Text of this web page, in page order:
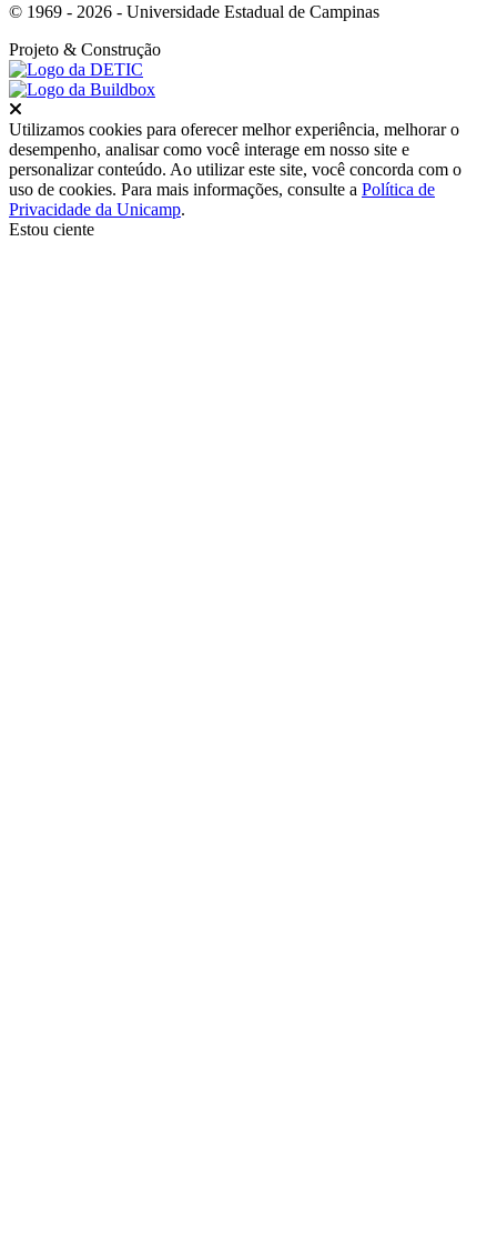
© 1969 - 2026 - Universidade Estadual de Campinas
Projeto & Construção
Utilizamos cookies para oferecer melhor experiência, melhorar o
desempenho, analisar como você interage em nosso site e
personalizar conteúdo. Ao utilizar este site, você concorda com o
uso de cookies. Para mais informações, consulte a Política de
Privacidade da Unicamp.
Estou ciente